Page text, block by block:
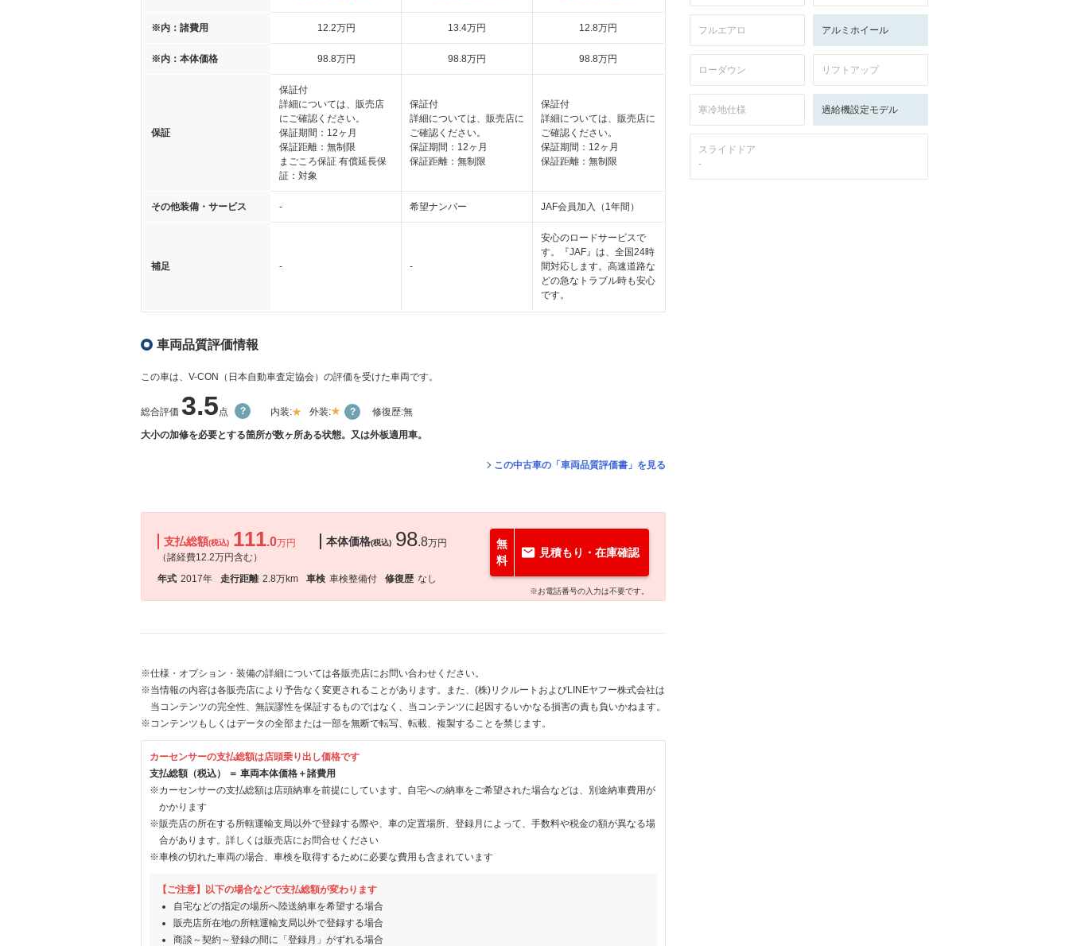
※内：諸費用 12.2万円 13.4万円 12.8万円
※内：本体価格 98.8万円 98.8万円 98.8万円
保証
保証付
詳細については、販売店
にご確認ください。
保証期間：12ヶ月
保証距離：無制限
まごころ保証 有償延長保
証：対象
保証付
詳細については、販売店に
ご確認ください。
保証期間：12ヶ月
保証距離：無制限
保証付
詳細については、販売店に
ご確認ください。
保証期間：12ヶ月
保証距離：無制限
その他装備・サービス - 希望ナンバー JAF会員加入（1年間）
補足 - -
安心のロードサービスで
す。『JAF』は、全国24時
間対応します。高速道路な
どの急なトラブル時も安心
です。
車両品質評価情報
この車は、V-CON（日本自動車査定協会）の評価を受けた車両です。
総合評価 3.5点 内装: 外装: 修復歴:無
大小の加修を必要とする箇所が数ヶ所ある状態。又は外板適用車。
この中古車の「車両品質評価書」を見る
支払総額(税込) 111.0万円
（諸経費12.2万円含む）
本体価格(税込) 98.8万円
年式 2017年 走行距離 2.8万km 車検 車検整備付 修復歴 なし
無
料
見積もり・在庫確認
※お電話番号の入力は不要です。
※仕様・オプション・装備の詳細については各販売店にお問い合わせください。
※当情報の内容は各販売店により予告なく変更されることがあります。また、(株)リクルートおよびLINEヤフー株式会社は
当コンテンツの完全性、無誤謬性を保証するものではなく、当コンテンツに起因するいかなる損害の責も負いかねます。
※コンテンツもしくはデータの全部または一部を無断で転写、転載、複製することを禁じます。
カーセンサーの支払総額は店頭乗り出し価格です
支払総額（税込） ＝ 車両本体価格＋諸費用
※カーセンサーの支払総額は店頭納車を前提にしています。自宅への納車をご希望された場合などは、別途納車費用が
かかります
※販売店の所在する所轄運輸支局以外で登録する際や、車の定置場所、登録月によって、手数料や税金の額が異なる場
合があります。詳しくは販売店にお問合せください
※車検の切れた車両の場合、車検を取得するために必要な費用も含まれています
【ご注意】以下の場合などで支払総額が変わります
自宅などの指定の場所へ陸送納車を希望する場合
販売店所在地の所轄運輸支局以外で登録する場合
商談～契約～登録の間に「登録月」がずれる場合
フルエアロ アルミホイール
ローダウン リフトアップ
寒冷地仕様 過給機設定モデル
スライドドア
-